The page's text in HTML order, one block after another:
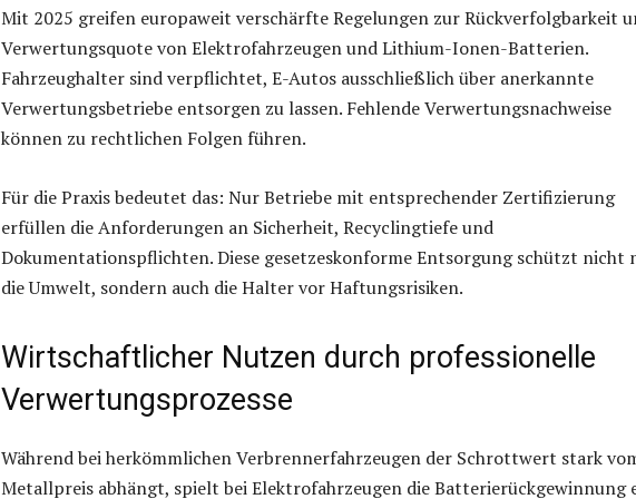
Mit 2025 greifen europaweit verschärfte Regelungen zur Rückverfolgbarkeit
Verwertungsquote von Elektrofahrzeugen und Lithium-Ionen-Batterien.
Fahrzeughalter sind verpflichtet, E-Autos ausschließlich über anerkannte
Verwertungsbetriebe entsorgen zu lassen. Fehlende Verwertungsnachweise
können zu rechtlichen Folgen führen.
Für die Praxis bedeutet das: Nur Betriebe mit entsprechender Zertifizierung
erfüllen die Anforderungen an Sicherheit, Recyclingtiefe und
Dokumentationspflichten. Diese gesetzeskonforme Entsorgung schützt nicht
die Umwelt, sondern auch die Halter vor Haftungsrisiken.
Wirtschaftlicher Nutzen durch professionelle
Verwertungsprozesse
Während bei herkömmlichen Verbrennerfahrzeugen der Schrottwert stark
Metallpreis abhängt, spielt bei Elektrofahrzeugen die Batterierückgewinnung